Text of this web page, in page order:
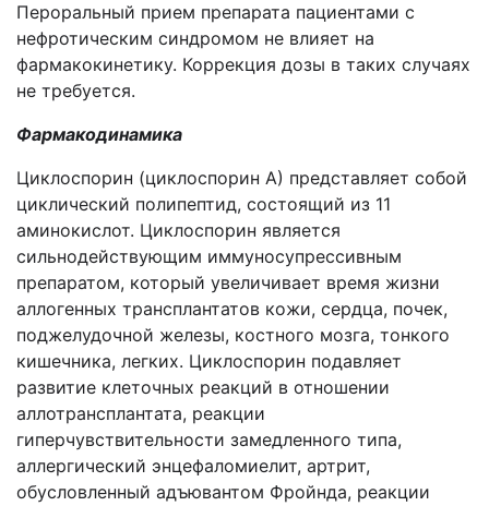
Пероральный прием препарата пациентами с
нефротическим синдромом не влияет на
фармакокинетику. Коррекция дозы в таких случаях
не требуется.
Фармакодинамика
Циклоспорин (циклоспорин А) представляет собой
циклический полипептид, состоящий из 11
аминокислот. Циклоспорин является
сильнодействующим иммуносупрессивным
препаратом, который увеличивает время жизни
аллогенных трансплантатов кожи, сердца, почек,
поджелудочной железы, костного мозга, тонкого
кишечника, легких. Циклоспорин подавляет
развитие клеточных реакций в отношении
аллотрансплантата, реакции
гиперчувствительности замедленного типа,
аллергический энцефаломиелит, артрит,
обусловленный адъювантом Фройнда, реакции